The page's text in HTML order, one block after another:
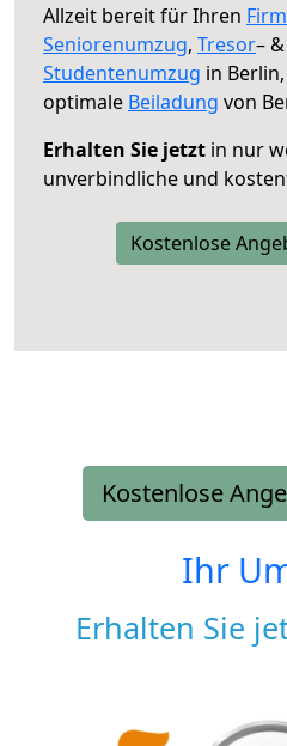
Allzeit bereit für Ihren
Seniorenumzug, Tresor– &
Studentenumzug in Berlin,
optimale Beiladung von
Erhalten Sie jetzt in nur
unverbindliche und
Kostenlose
Kostenlose
Ihr
Erhalten Sie